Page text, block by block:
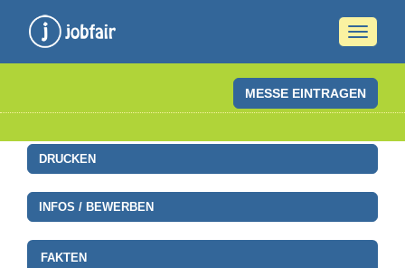
MESSE EINTRAGEN
DRUCKEN
INFOS / BEWERBEN
FAKTEN